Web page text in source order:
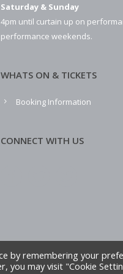
Saturday & Sunday
4pm until curtain up on
performance weekends.
WHATS ON & TICKETS
Booking Information
CONNECT WITH US
Leisure.
by remembering your
you may visit "Cookie